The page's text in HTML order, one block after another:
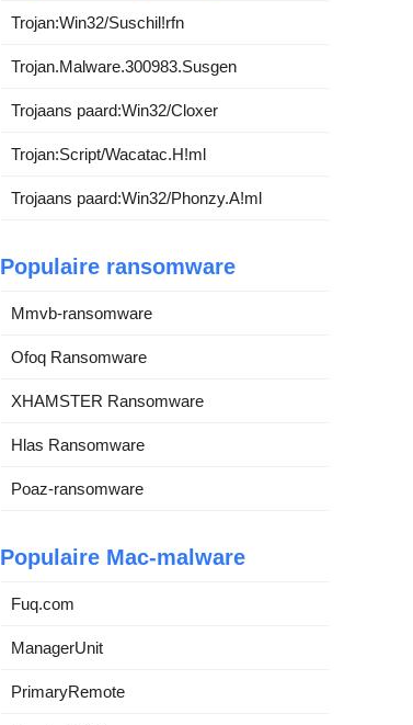
Trojan:Win32/Suschil!rfn
Trojan.Malware.300983.Susgen
Trojaans paard:Win32/Cloxer
Trojan:Script/Wacatac.H!ml
Trojaans paard:Win32/Phonzy.A!ml
Populaire ransomware
Mmvb-ransomware
Ofoq Ransomware
XHAMSTER Ransomware
Hlas Ransomware
Poaz-ransomware
Populaire Mac-malware
Fuq.com
ManagerUnit
PrimaryRemote